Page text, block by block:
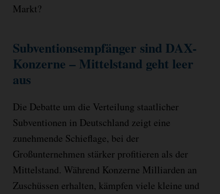
Markt?
Subventionsempfänger sind DAX-
Konzerne – Mittelstand geht leer
aus
Die Debatte um die Verteilung staatlicher
Subventionen in Deutschland zeigt eine
zunehmende Schieflage, bei der
Großunternehmen stärker profitieren als der
Mittelstand. Während Konzerne Milliarden an
Zuschüssen erhalten, kämpfen viele kleine und